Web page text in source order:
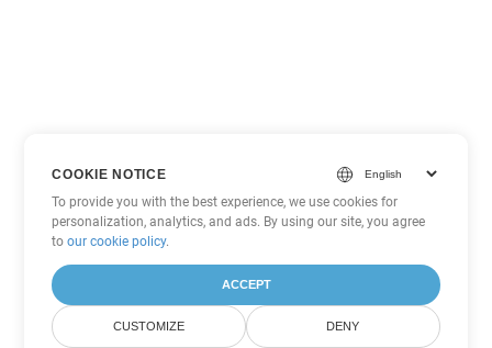
COOKIE NOTICE
To provide you with the best experience, we use cookies for
personalization, analytics, and ads. By using our site, you agree
toour cookie policy.
ACCEPT
CUSTOMIZE DENY